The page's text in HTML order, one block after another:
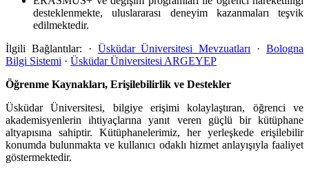
desteklenmekte, uluslararası deneyim kazanmaları teşvik
edilmektedir.
İlgili Bağlantılar: · Üsküdar Üniversitesi Mevzuatları ·Bologna
Bilgi Sistemi · Üsküdar Üniversitesi ARGEYEP
Öğrenme Kaynakları, Erişilebilirlik ve Destekler
Üsküdar Üniversitesi, bilgiye erişimi kolaylaştıran, öğrenci ve
akademisyenlerin ihtiyaçlarına yanıt veren güçlü bir kütüphane
altyapısına sahiptir. Kütüphanelerimiz, her yerleşkede erişilebilir
konumda bulunmakta ve kullanıcı odaklı hizmet anlayışıyla faaliyet
göstermektedir.